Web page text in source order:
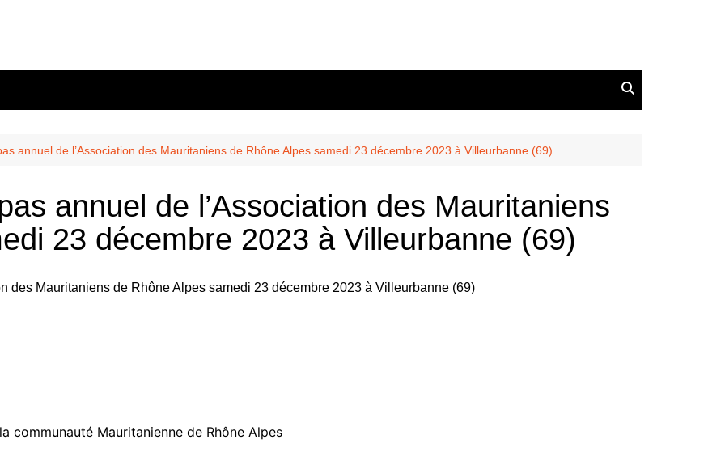
Balmont
La Doua
annuel de l’Association des Mauritaniens de Rhône Alpes samedi 23 décembre 2023 à Villeurbanne (69)
annuel de l’Association des Mauritaniens
23 décembre 2023 à Villeurbanne (69)
communauté Mauritanienne de Rhône Alpes